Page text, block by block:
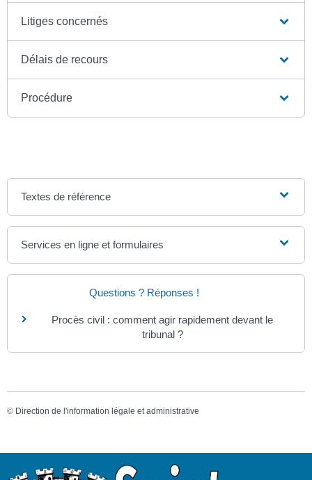
Litiges concernés
Délais de recours
Procédure
Textes de référence
Services en ligne et formulaires
Questions ? Réponses !
Procès civil : comment agir rapidement devant le
tribunal ?
© Direction de l'information légale et administrative